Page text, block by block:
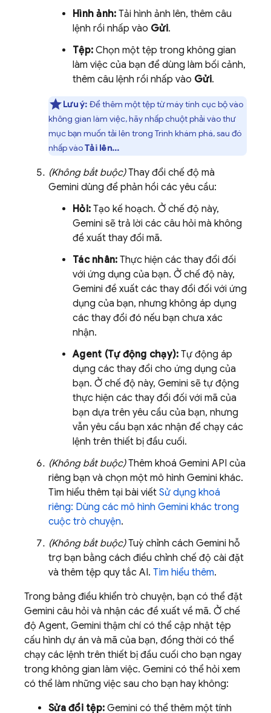
Hình ảnh: Tải hình ảnh lên, thêm câu
lệnh rồi nhấp vào Gửi.
Tệp: Chọn một tệp trong không gian
làm việc của bạn để dùng làm bối cảnh,
thêm câu lệnh rồi nhấp vào Gửi.
Lưu ý: Để thêm một tệp từ máy tính cục bộ vào
không gian làm việc, hãy nhấp chuột phải vào thư
mục bạn muốn tải lên trong Trình khám phá, sau đó
nhấp vàoTải lên...
(Không bắt buộc)Thay đổi chế độ mà
Gemini dùng để phản hồi các yêu cầu:
Hỏi: Tạo kế hoạch. Ở chế độ này,
Gemini sẽ trả lời các câu hỏi mà không
đề xuất thay đổi mã.
Tác nhân: Thực hiện các thay đổi đối
với ứng dụng của bạn. Ở chế độ này,
Gemini đề xuất các thay đổi đối với ứng
dụng của bạn, nhưng không áp dụng
các thay đổi đó nếu bạn chưa xác
nhận.
Agent (Tự động chạy): Tự động áp
dụng các thay đổi cho ứng dụng của
bạn. Ở chế độ này, Gemini sẽ tự động
thực hiện các thay đổi đối với mã của
bạn dựa trên yêu cầu của bạn, nhưng
vẫn yêu cầu bạn xác nhận để chạy các
lệnh trên thiết bị đầu cuối.
(Không bắt buộc)Thêm khoá Gemini API của
riêng bạn và chọn một mô hình Gemini khác.
Tìm hiểu thêm tại bài viết Sử dụng khoá
riêng: Dùng các mô hình Gemini khác trong
cuộc trò chuyện.
(Không bắt buộc)Tuỳ chỉnh cách Gemini hỗ
trợ bạn bằng cách điều chỉnh chế độ cài đặt
và thêm tệp quy tắc AI. Tìm hiểu thêm.
Trong bảng điều khiển trò chuyện, bạn có thể đặt
Gemini câu hỏi và nhận các đề xuất về mã. Ở chế
độ Agent, Gemini thậm chí có thể cập nhật tệp
cấu hình dự án và mã của bạn, đồng thời có thể
chạy các lệnh trên thiết bị đầu cuối cho bạn ngay
trong không gian làm việc. Gemini có thể hỏi xem
có thể làm những việc sau cho bạn hay không:
Sửa đổi tệp: Gemini có thể thêm một tính